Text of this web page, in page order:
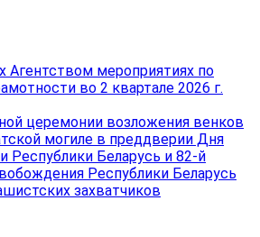
Агентством мероприятиях по
во 2 квартале 2026 г.
церемонии возложения венков
могиле в преддверии Дня
Республики Беларусь и 82-й
Республики Беларусь
захватчиков